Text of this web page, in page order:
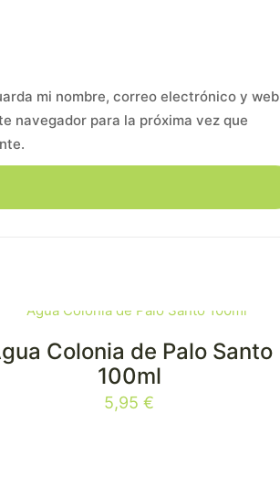
mi nombre, correo electrónico y web
navegador para la próxima vez que
Colonia de Palo Santo
100ml
5,95€